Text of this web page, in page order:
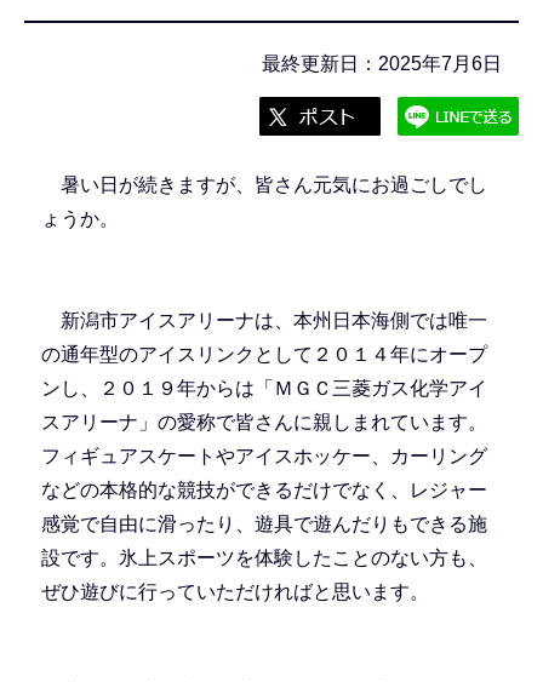
最終更新日：2025年7月6日
暑い日が続きますが、皆さん元気にお過ごしでし
ょうか。
新潟市アイスアリーナは、本州日本海側では唯一
の通年型のアイスリンクとして２０１４年にオープ
ンし、２０１９年からは「ＭＧＣ三菱ガス化学アイ
スアリーナ」の愛称で皆さんに親しまれています。
フィギュアスケートやアイスホッケー、カーリング
などの本格的な競技ができるだけでなく、レジャー
感覚で自由に滑ったり、遊具で遊んだりもできる施
設です。氷上スポーツを体験したことのない方も、
ぜひ遊びに行っていただければと思います。